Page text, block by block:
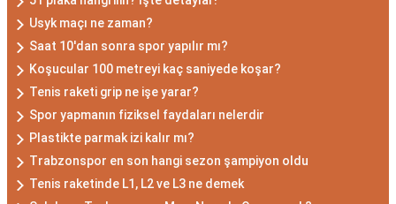
Usyk maçı ne zaman?
Saat 10'dan sonra spor yapılır mı?
Koşucular 100 metreyi kaç saniyede koşar?
Tenis raketi grip ne işe yarar?
Spor yapmanın fiziksel faydaları nelerdir
Plastikte parmak izi kalır mı?
Trabzonspor en son hangi sezon şampiyon oldu
Tenis raketinde L1, L2 ve L3 ne demek